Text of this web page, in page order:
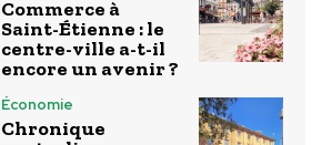
Commerce à
Saint-Étienne : le
centre-ville a-t-il
encore un avenir ?
Économie
Chronique